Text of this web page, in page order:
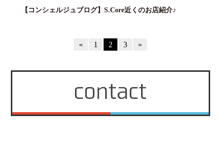
【コンシェルジュブログ】S.Core近くのお店紹介♪
« 1 2 3 »